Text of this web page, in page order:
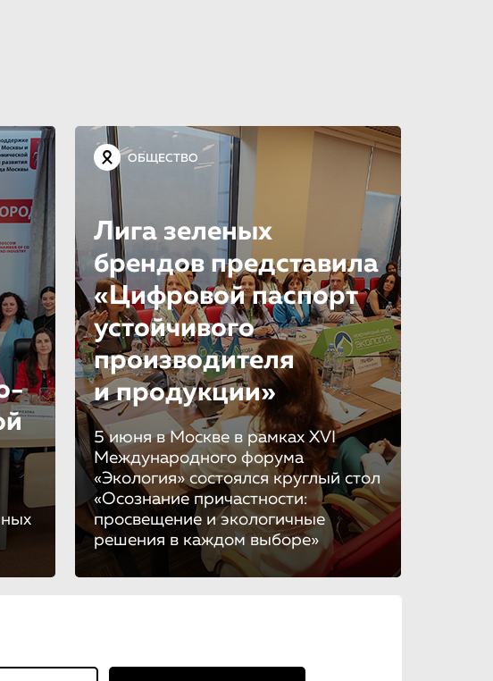
ОБЩЕСТВО
Лига зеленых
брендов представила
«Цифровой паспорт
устойчивого
производителя
и продукции»
5 июня в Москве в рамках XVI
Международного форума
«Экология» состоялся круглый стол
«Осознание причастности:
просвещение и экологичные
решения в каждом выборе»